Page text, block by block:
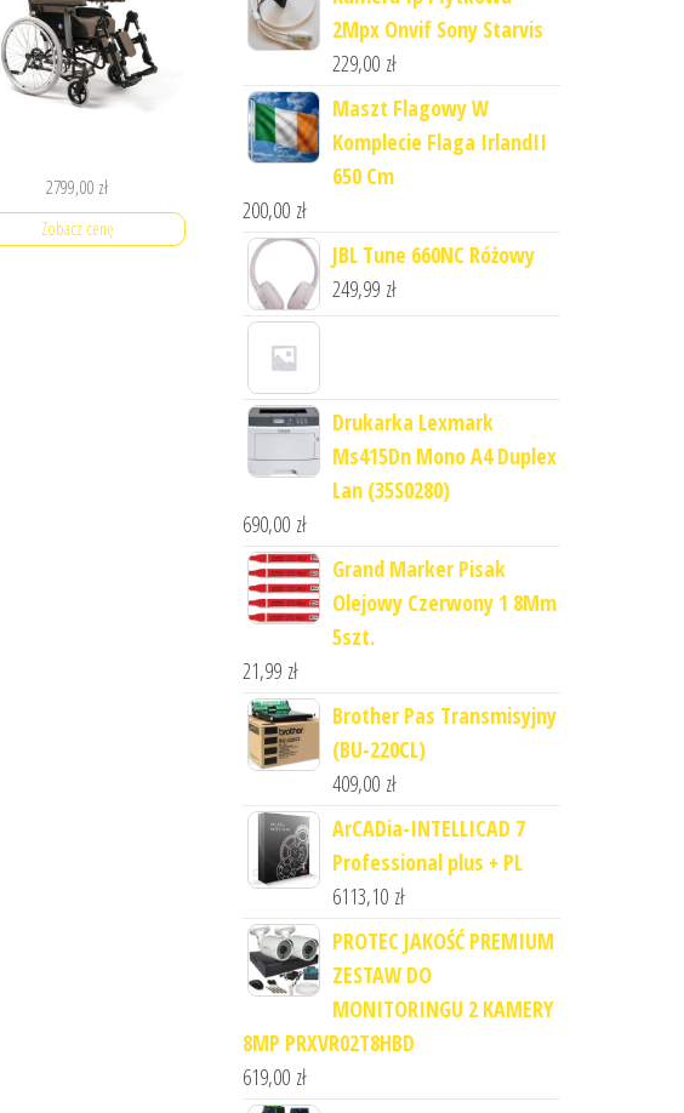
2799,00 zł
Zobacz cenę
2Mpx Onvif Sony Starvis
229,00 zł
Maszt Flagowy W
Komplecie Flaga IrlandII
650 Cm
200,00 zł
JBL Tune 660NC Różowy
249,99 zł
Drukarka Lexmark
Ms415Dn Mono A4 Duplex
Lan (35S0280)
690,00 zł
Grand Marker Pisak
Olejowy Czerwony 1 8Mm
5szt.
21,99 zł
Brother Pas Transmisyjny
(BU-220CL)
409,00 zł
ArCADia-INTELLICAD 7
Professional plus + PL
6113,10 zł
PROTEC JAKOŚĆ PREMIUM
ZESTAW DO
MONITORINGU 2 KAMERY
8MP PRXVR02T8HBD
619,00 zł